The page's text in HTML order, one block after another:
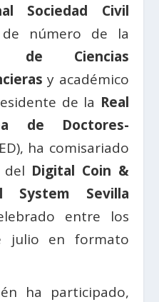
Sociedad Civil
de número de la
de Ciencias
y académico
de la Real
de Doctores-
ha comisariado
del Digital Coin &
System Sevilla
entre los
julio en formato
ha participado,